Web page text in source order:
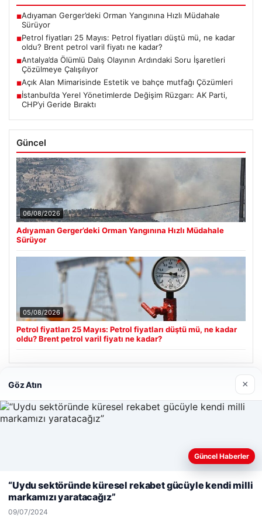
■Adıyaman Gerger’deki Orman Yangınına Hızlı Müdahale
Sürüyor
■Petrol fiyatları 25 Mayıs: Petrol fiyatları düştü mü, ne kadar
oldu? Brent petrol varil fiyatı ne kadar?
■Antalya’da Ölümlü Dalış Olayının Ardındaki Soru İşaretleri
Çözülmeye Çalışılıyor
■Açık Alan Mimarisinde Estetik ve bahçe mutfağı Çözümleri
■İstanbul’da Yerel Yönetimlerde Değişim Rüzgarı: AK Parti,
CHP’yi Geride Bıraktı
Güncel
06/08/2026
Adıyaman Gerger’deki Orman Yangınına Hızlı Müdahale
Sürüyor
05/08/2026
Petrol fiyatları 25 Mayıs: Petrol fiyatları düştü mü, ne kadar
oldu? Brent petrol varil fiyatı ne kadar?
Son Eklenen Firmalar
Hastaş Beton
26/05/2026
Web sitemizi nasıl kullandığınızı daha iyi anlayabilmek,
kullanıyoruz.Çerez Politikamız
Kabul Et
Göz Atın ×
Güncel Haberler
“Uydu sektöründe küresel rekabet gücüyle kendi milli
markamızı yaratacağız”
09/07/2024